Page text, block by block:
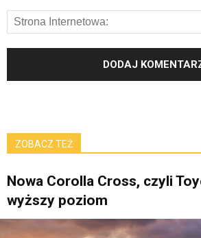
ZOBACZ TEŻ
Nowa Corolla Cross, czyli
wyższy poziom